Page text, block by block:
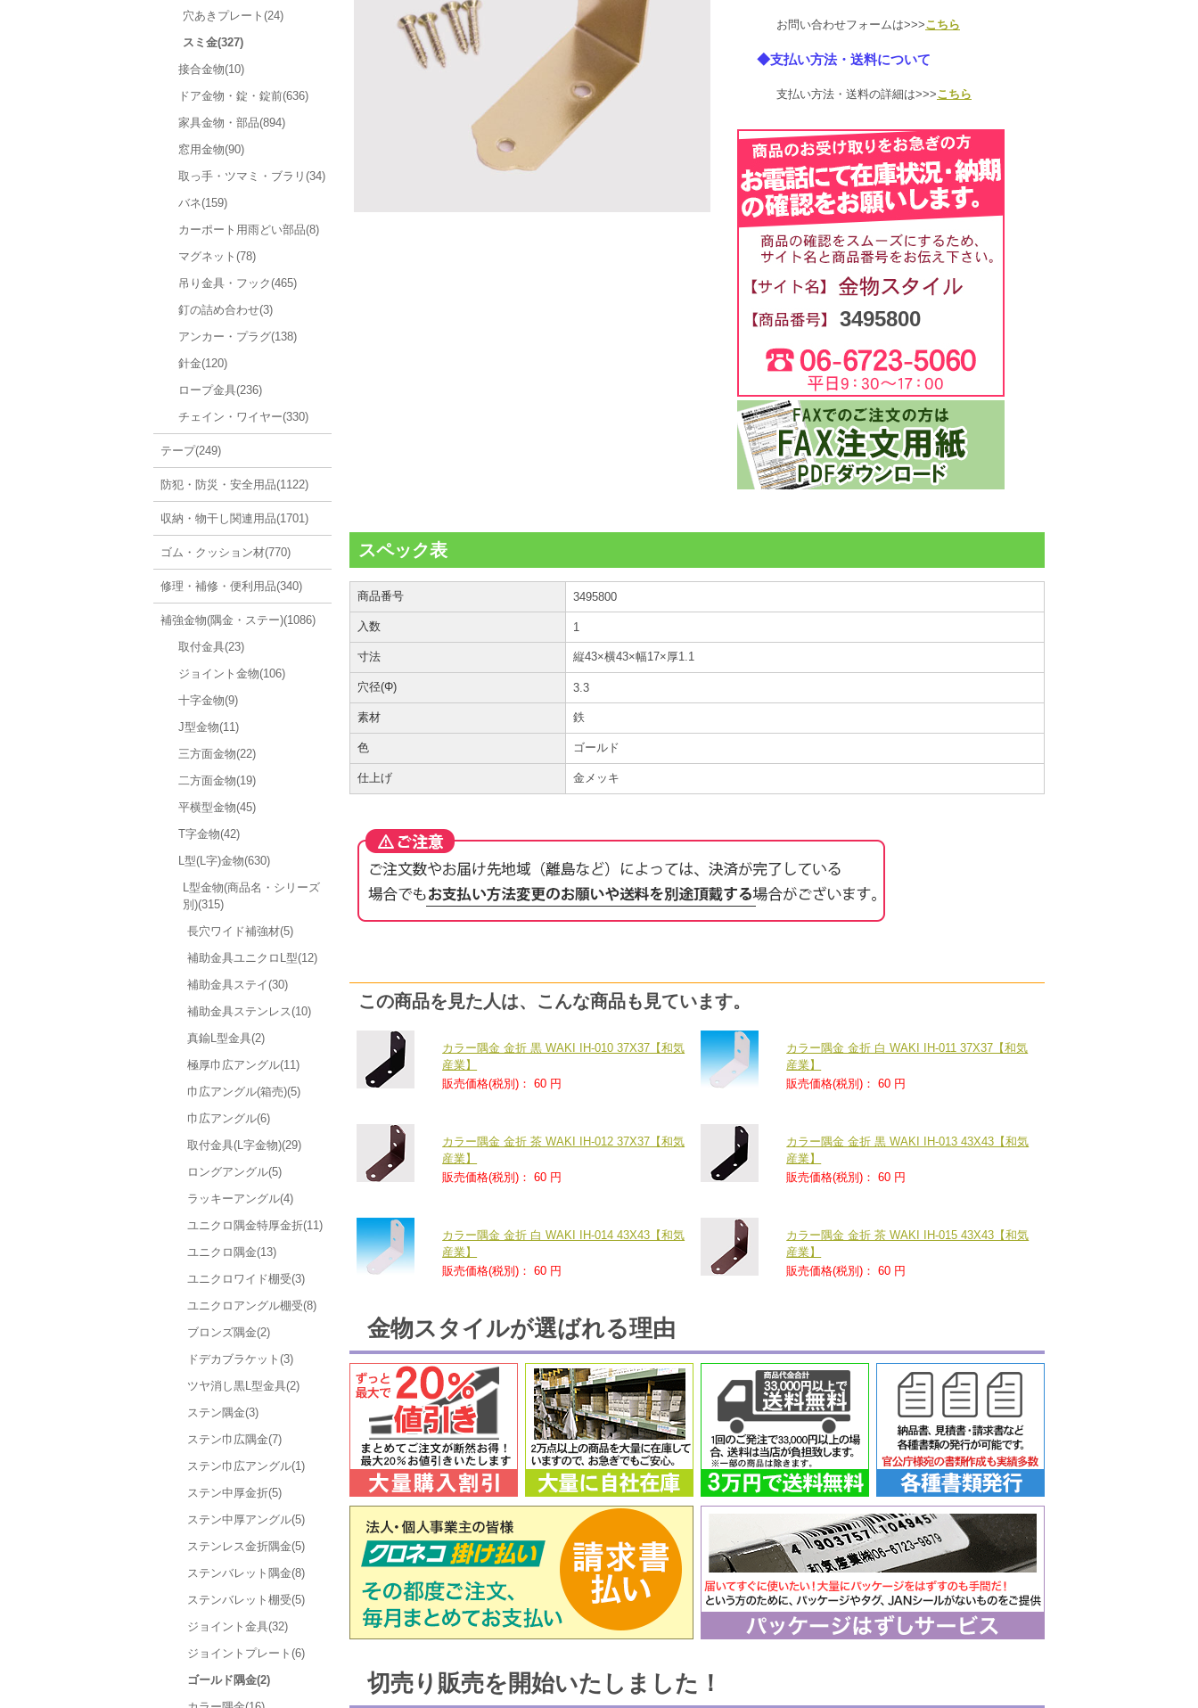
穴あきプレート(24)
スミ金(327)
接合金物(10)
ドア金物・錠・錠前(636)
家具金物・部品(894)
窓用金物(90)
取っ手・ツマミ・ブラリ(34)
バネ(159)
カーポート用雨どい部品(8)
マグネット(78)
吊り金具・フック(465)
釘の詰め合わせ(3)
アンカー・プラグ(138)
針金(120)
ロープ金具(236)
チェイン・ワイヤー(330)
テープ(249)
防犯・防災・安全用品(1122)
収納・物干し関連用品(1701)
ゴム・クッション材(770)
修理・補修・便利用品(340)
補強金物(隅金・ステー)(1086)
取付金具(23)
ジョイント金物(106)
十字金物(9)
J型金物(11)
三方面金物(22)
二方面金物(19)
平横型金物(45)
T字金物(42)
L型(L字)金物(630)
L型金物(商品名・シリーズ
別)(315)
長穴ワイド補強材(5)
補助金具ユニクロL型(12)
補助金具ステイ(30)
補助金具ステンレス(10)
真鍮L型金具(2)
極厚巾広アングル(11)
巾広アングル(箱売)(5)
巾広アングル(6)
取付金具(L字金物)(29)
ロングアングル(5)
ラッキーアングル(4)
ユニクロ隅金特厚金折(11)
ユニクロ隅金(13)
ユニクロワイド棚受(3)
ユニクロアングル棚受(8)
ブロンズ隅金(2)
ドデカブラケット(3)
ツヤ消し黒L型金具(2)
ステン隅金(3)
ステン巾広隅金(7)
ステン巾広アングル(1)
ステン中厚金折(5)
ステン中厚アングル(5)
ステンレス金折隅金(5)
ステンバレット隅金(8)
ステンバレット棚受(5)
ジョイント金具(32)
ジョイントプレート(6)
ゴールド隅金(2)
お問い合わせフォームは>>>こちら
◆支払い方法・送料について
支払い方法・送料の詳細は>>>こちら
3495800
スペック表
商品番号 3495800
入数 1
寸法 縦43×横43×幅17×厚1.1
穴径(Φ) 3.3
素材 鉄
色 ゴールド
仕上げ 金メッキ
この商品を見た人は、こんな商品も見ています。
カラー隅金 金折 黒 WAKI IH-010 37X37【和気
産業】
販売価格(税別)： 60 円
カラー隅金 金折 白 WAKI IH-011 37X37【和気
産業】
販売価格(税別)： 60 円
カラー隅金 金折 茶 WAKI IH-012 37X37【和気
産業】
販売価格(税別)： 60 円
カラー隅金 金折 黒 WAKI IH-013 43X43【和気
産業】
販売価格(税別)： 60 円
カラー隅金 金折 白 WAKI IH-014 43X43【和気
産業】
販売価格(税別)： 60 円
カラー隅金 金折 茶 WAKI IH-015 43X43【和気
産業】
販売価格(税別)： 60 円
金物スタイルが選ばれる理由
切売り販売を開始いたしました！